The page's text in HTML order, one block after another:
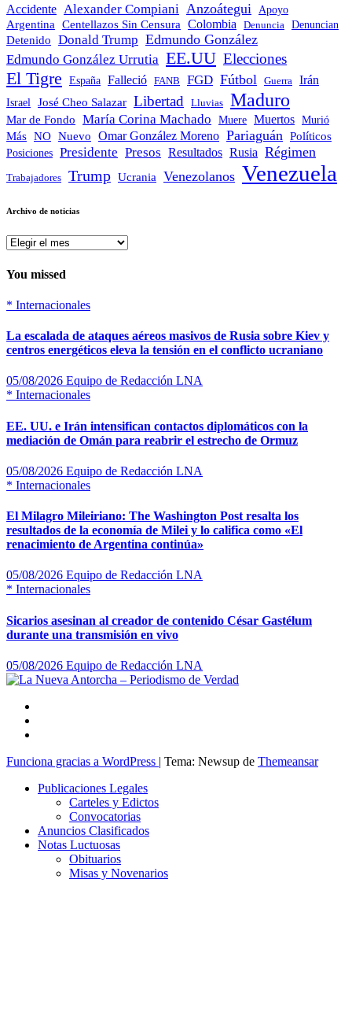
categoría
Accidente Alexander Compiani Anzoátegui Apoyo
Argentina Centellazos Sin Censura Colombia Denuncia Denuncian
Detenido
Donald Trump Edmundo González
Edmundo González Urrutia EE.UU Elecciones
El Tigre España Falleció FANB FGD Fútbol Guerra Irán
Israel José Cheo Salazar Libertad Lluvias Maduro
Mar de Fondo María Corina Machado Muere Muertos Murió
Más NO Nuevo Omar González Moreno Pariaguán Políticos
Posiciones Presidente Presos Resultados Rusia Régimen
Trabajadores Trump Ucrania Venezolanos Venezuela
Archivo de noticias
Archivo
noticias
You missed
* Internacionales
La escalada de ataques aéreos masivos de Rusia sobre Kiev y
centros energéticos eleva la tensión en el conflicto ucraniano
05/08/2026 Equipo de Redacción LNA
* Internacionales
EE. UU. e Irán intensifican contactos diplomáticos con la
mediación de Omán para reabrir el estrecho de Ormuz
05/08/2026 Equipo de Redacción LNA
* Internacionales
El Milagro Mileiriano: The Washington Post resalta los
resultados de la economía de Milei y lo califica como «El
renacimiento de Argentina continúa»
05/08/2026 Equipo de Redacción LNA
* Internacionales
Sicarios asesinan al creador de contenido César Gastélum
durante una transmisión en vivo
05/08/2026 Equipo de Redacción LNA
Funciona gracias a WordPress | Tema: Newsup de Themeansar
Publicaciones Legales
Carteles y Edictos
Convocatorias
Anuncios Clasificados
Notas Luctuosas
Obituarios
Misas y Novenarios